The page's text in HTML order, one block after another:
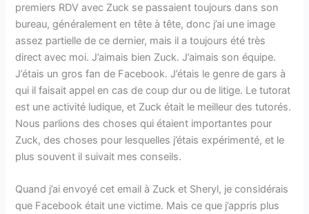
premiers RDV avec Zuck se passaient toujours dans son
bureau, généralement en tête à tête, donc j’ai une image
assez partielle de ce dernier, mais il a toujours été très
direct avec moi. J’aimais bien Zuck. J’aimais son équipe.
J’étais un gros fan de Facebook. J’étais le genre de gars à
qui il faisait appel en cas de coup dur ou de litige. Le tutorat
est une activité ludique, et Zuck était le meilleur des tutorés.
Nous parlions des choses qui étaient importantes pour
Zuck, des choses pour lesquelles j’étais expérimenté, et le
plus souvent il suivait mes conseils.
Quand j’ai envoyé cet email à Zuck et Sheryl, je considérais
que Facebook était une victime. Mais ce que j’appris plus